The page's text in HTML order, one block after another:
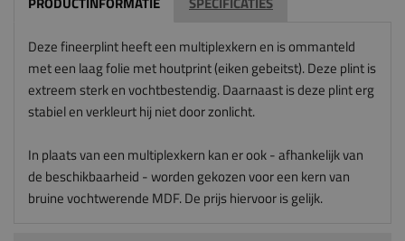
Deze fineerplint heeft een multiplexkern en is ommanteld
met een laag folie met houtprint (eiken gebeitst). Deze plint is
extreem sterk en vochtbestendig. Daarnaast is deze plint erg
stabiel en verkleurt hij niet door zonlicht.
In plaats van een multiplexkern kan er ook - afhankelijk van
de beschikbaarheid - worden gekozen voor een kern van
bruine vochtwerende MDF. De prijs hiervoor is gelijk.